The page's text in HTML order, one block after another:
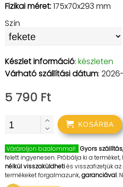
Fizikai méret:175x70x293 mm
Szín
Készlet információ: készleten
Várható szállítási dátum:
5 790 Ft
KOSÁRBA
Várároljon bizalommal! Gyors
felett ingyenesen. Próbálja ki a
nélkül visszaküldhetiés visszafizetjük
termékeket forgalmazunk,garanciával.